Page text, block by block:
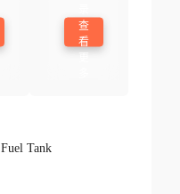
查
看
Fuel Tank